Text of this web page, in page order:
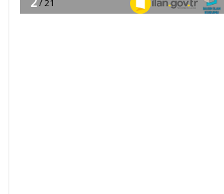
OLMALI?